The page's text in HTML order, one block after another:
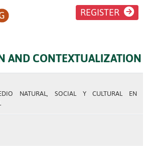
REGISTER
AND CONTEXTUALIZATION
NATURAL, SOCIAL Y CULTURAL EN